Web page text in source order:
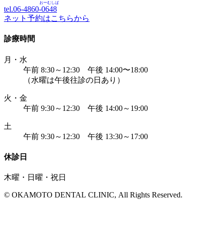
tel.06-4860-0648
おーむしば
ネット予約はこちらから
診療時間
月・水
午前 8:30～12:30 午後 14:00〜18:00
（水曜は午後往診の日あり）
火・金
午前 9:30～12:30 午後 14:00～19:00
土
午前 9:30～12:30 午後 13:30～17:00
休診日
木曜・日曜・祝日
© OKAMOTO DENTAL CLINIC, All Rights Reserved.